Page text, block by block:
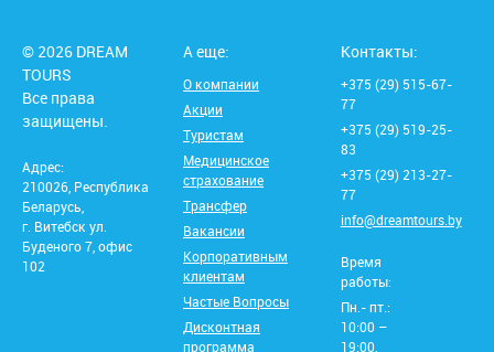
© 2026 DREAM
TOURS
Все права
защищены.
Адрес:
210026, Республика
Беларусь,
г. Витебск ул.
Буденого 7, офис
102
А еще:
О компании
Акции
Туристам
Медицинское
страхование
Трансфер
Вакансии
Корпоративным
клиентам
Частые Вопросы
Дисконтная
программа
Контакты:
+375 (29) 515-67-
77
+375 (29) 519-25-
83
+375 (29) 213-27-
77
info@dreamtours.by
Время
работы:
Пн.- пт.:
10:00 –
19:00,